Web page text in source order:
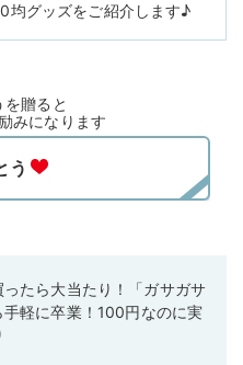
均グッズをご紹介します♪
贈ると
みになります
ったら大当たり！「ガサガサ
軽に卒業！100円なのに実